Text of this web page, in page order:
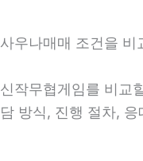
사우나매매 조건을
신작무협게임를 비교
담 방식, 진행 절차,